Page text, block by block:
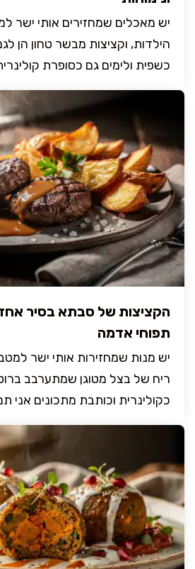
יש מאכלים שמחזירים אותי ישר
הילדות, וקציצות מבשר טחון הן
כשפית ולימים גם כסופרת
הקציצות של סבתא בסיר
תפוחי אדמה
יש מנות שמחזירות אותי ישר
ריח של בצל מטוגן שמתערבב
כקולינרית וכותבת מתכונים אני